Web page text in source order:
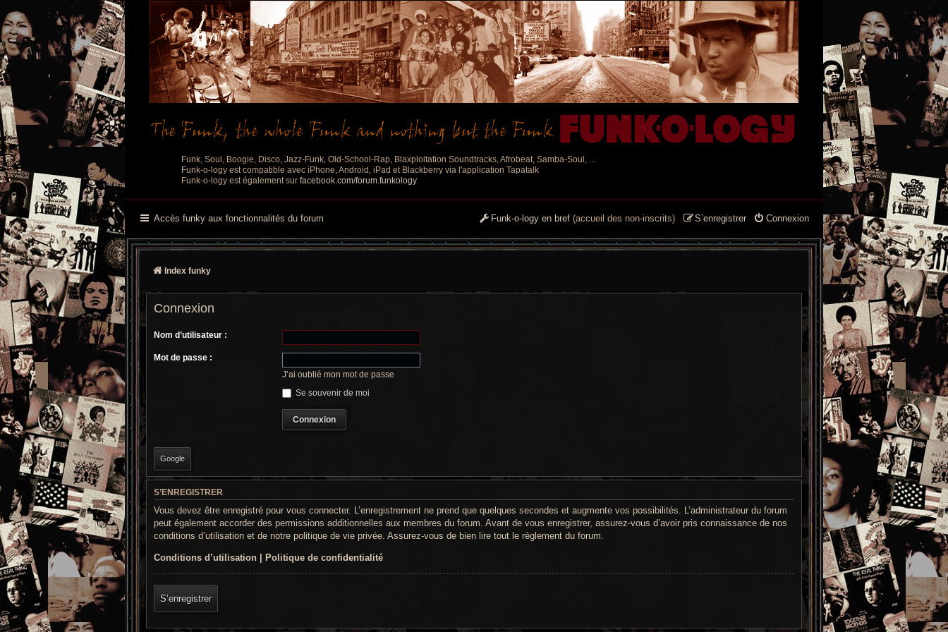
Funk, Soul, Boogie, Disco, Jazz-Funk, Old-School-Rap, Blaxploitation Soundtracks, Afrobeat, Samba-Soul, ...
Funk-o-logy est compatible avec iPhone, Android, iPad et Blackberry via l'application Tapatalk
Funk-o-logy est également sur facebook.com/forum.funkology
Accès funky aux fonctionnalités du forum Connexion
S’enregistrer
Funk-o-logy en bref (accueil des non-inscrits)
Index funky
Connexion
Nom d’utilisateur :
Mot de passe :
J’ai oublié mon mot de passe
Se souvenir de moi
Google
S’ENREGISTRER
Vous devez être enregistré pour vous connecter. L’enregistrement ne prend que quelques secondes et augmente vos possibilités. L’administrateur du forum
peut également accorder des permissions additionnelles aux membres du forum. Avant de vous enregistrer, assurez-vous d’avoir pris connaissance de nos
conditions d’utilisation et de notre politique de vie privée. Assurez-vous de bien lire tout le règlement du forum.
Conditions d’utilisation Politique de confidentialité
S’enregistrer